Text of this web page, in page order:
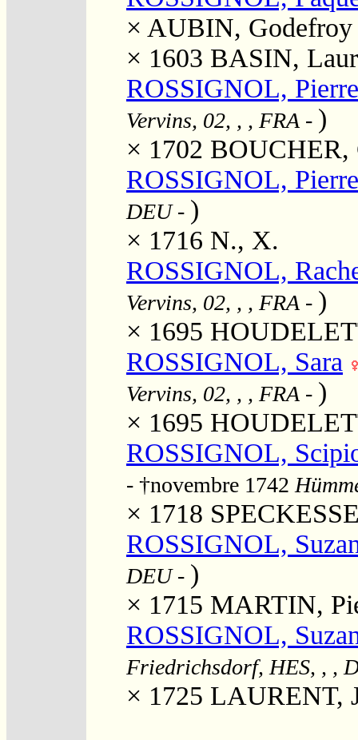
× AUBIN, Godefroy
× 1603 BASIN,
ROSSIGNOL, Pierre
Vervins, 02, , , FRA - )
× 1702 BOUCHER,
ROSSIGNOL, Pierre
DEU- )
× 1716 N., X.
ROSSIGNOL,
Vervins, 02, , , FRA - )
× 1695
ROSSIGNOL, Sara
Vervins, 02, , , FRA - )
× 1695
ROSSIGNOL,
- †novembre 1742
× 1718
ROSSIGNOL,
DEU- )
× 1715 MARTIN,
ROSSIGNOL,
Friedrichsdorf, HES, , ,
× 1725 LAURENT,